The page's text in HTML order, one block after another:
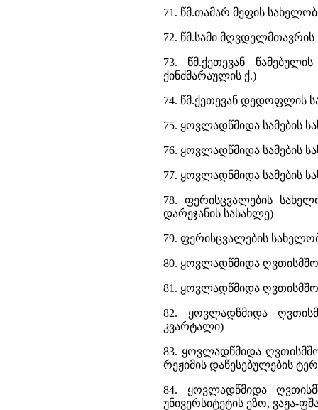
71. წმ.თამარ მეფის
72. წმ.სამი
73. წმ.ქეთევან
ქინძმარაულის ქ.)
74. წმ.ქეთევან დედოფლის
75. ყოვლადწმიდა სამების
76. ყოვლადწმიდა სამების
77. ყოვლადნმიდა სამების
78. ფერისცვალების
დარეჯანის სასახლე)
79. ფერისცვალების
80. ყოვლადწმიდა
81. ყოვლადწმიდა
82. ყოვლადწმიდა
კვარტალი)
83. ყოვლადწმიდა
რეჟიმის დაწესებულების
84. ყოვლადწმიდა
უნივერსიტეტის ეზო, ვაჟა-